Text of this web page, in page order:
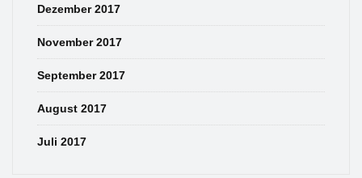
Dezember 2017
November 2017
September 2017
August 2017
Juli 2017